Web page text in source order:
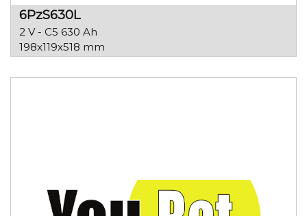
6PzS630L
2 V - C5 630 Ah
198x119x518 mm